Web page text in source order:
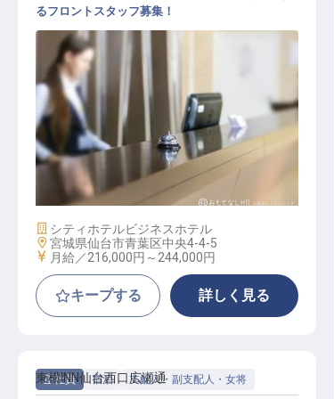
フロントスタッフ
るフロントスタッフ募集！
施設業態
シティホテルビジネスホテル
勤務地
宮城県仙台市青葉区中央4-4-5
給与
月給／216,000円～ 244,000円
キープする 詳しく見る
正社員 宿泊 支配人・副支配人・女将
東横INN仙台西口広瀬通